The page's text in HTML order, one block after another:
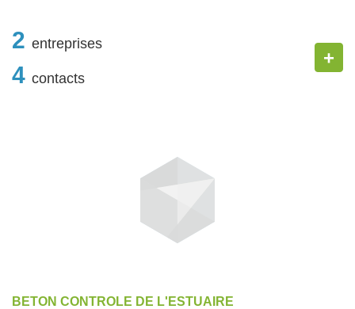
2 entreprises
4 contacts
+
BETON CONTROLE DE L'ESTUAIRE